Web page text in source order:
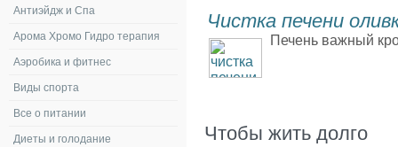
Чистка печени
Печень важный
Чтобы жить долго
Антиэйдж и Спа
Арома Хромо Гидро терапия
Аэробика и фитнес
Виды спорта
Все о питании
Диеты и голодание